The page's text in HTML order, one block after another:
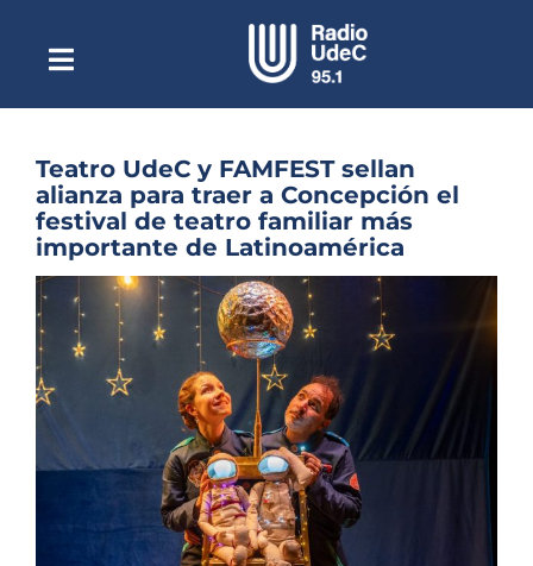
contenidoToggle
NavigationEscuchar Radio UdeC en vivo
Quiénes Somos
Programación
Podcast
Noticias
Reportajes
Columnas
Música Clásica
Especiales
Archivo Sonoro
Teatro UdeC y FAMFEST sellan
alianza para traer a Concepción el
festival de teatro familiar más
importante de Latinoamérica
Ver
imagen
más
grande